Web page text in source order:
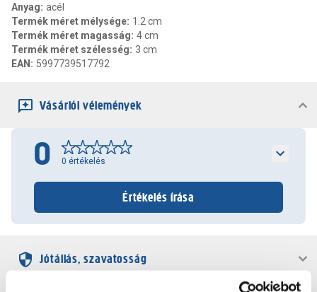
Anyag: acél
Termék méret mélysége: 1.2 cm
Termék méret magasság: 4 cm
Termék méret szélesség: 3 cm
EAN : 5997739517792
Vásárlói vélemények
0 0 értékelés
Értékelés írása
Jótállás, szavatosság